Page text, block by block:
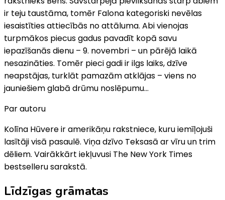
ir teju taustāma, tomēr Falona kategoriski nevēlas
iesaistīties attiecībās no attāluma. Abi vienojas
turpmākos piecus gadus pavadīt kopā savu
iepazīšanās dienu – 9. novembri – un pārējā laikā
nesazināties. Tomēr pieci gadi ir ilgs laiks, dzīve
neapstājas, turklāt pamazām atklājas – viens no
jauniešiem glabā drūmu noslēpumu...
Par autoru
Kolīna Hūvere ir amerikāņu rakstniece, kuru iemīļojuši
lasītāji visā pasaulē. Viņa dzīvo Teksasā ar vīru un trim
dēliem. Vairākkārt iekļuvusi The New York Times
bestselleru sarakstā.
Līdzīgas grāmatas